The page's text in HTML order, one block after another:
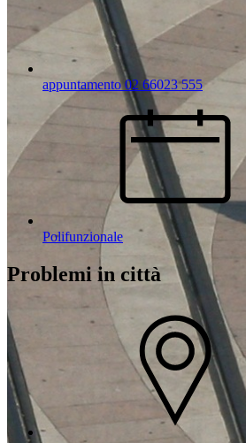
appuntamento 02 66023 555
Polifunzionale
Problemi in città